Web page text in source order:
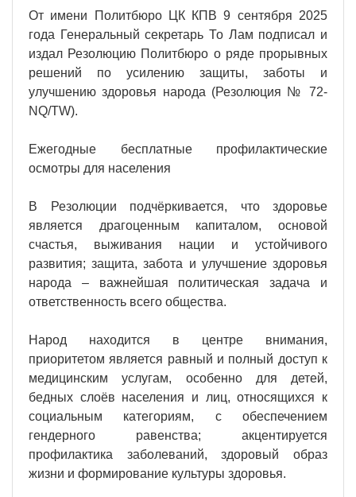
От имени Политбюро ЦК КПВ 9 сентября 2025
года Генеральный секретарь То Лам подписал и
издал Резолюцию Политбюро о ряде прорывных
решений по усилению защиты, заботы и
улучшению здоровья народа (Резолюция № 72-
NQ/TW).
Ежегодные бесплатные профилактические
осмотры для населения
В Резолюции подчёркивается, что здоровье
является драгоценным капиталом, основой
счастья, выживания нации и устойчивого
развития; защита, забота и улучшение здоровья
народа – важнейшая политическая задача и
ответственность всего общества.
Народ находится в центре внимания,
приоритетом является равный и полный доступ к
медицинским услугам, особенно для детей,
бедных слоёв населения и лиц, относящихся к
социальным категориям, с обеспечением
гендерного равенства; акцентируется
профилактика заболеваний, здоровый образ
жизни и формирование культуры здоровья.